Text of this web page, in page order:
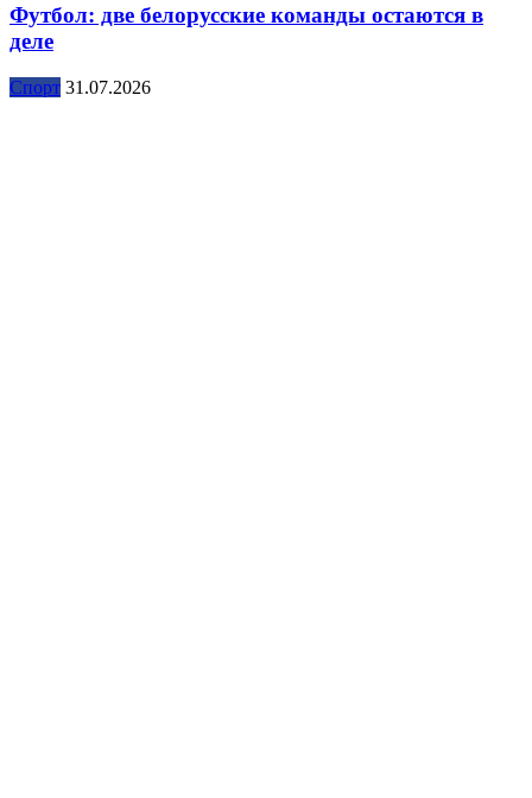
Футбол: две белорусские команды остаются в
деле
Спорт 31.07.2026